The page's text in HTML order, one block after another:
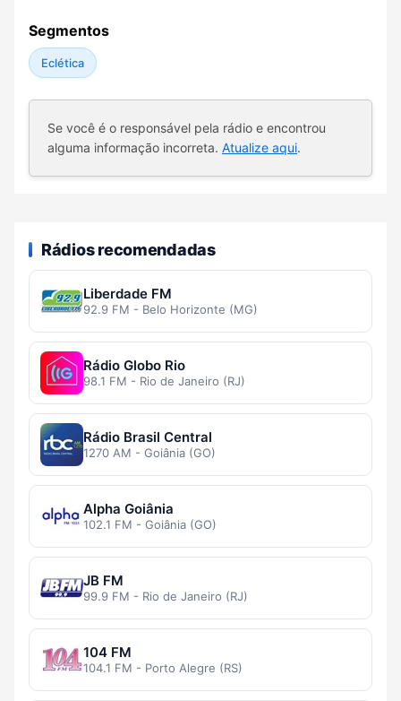
Segmentos
Eclética
Se você é o responsável pela rádio e encontrou
alguma informação incorreta. Atualize aqui.
Rádios recomendadas
Liberdade FM
92.9 FM - Belo Horizonte (MG)
Rádio Globo Rio
98.1 FM - Rio de Janeiro (RJ)
Rádio Brasil Central
1270 AM - Goiânia (GO)
Alpha Goiânia
102.1 FM - Goiânia (GO)
JB FM
99.9 FM - Rio de Janeiro (RJ)
104 FM
104.1 FM - Porto Alegre (RS)